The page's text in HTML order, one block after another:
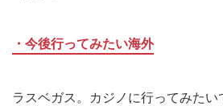
・今後行ってみたい海外
ラスベガス。カジノに行ってみたい